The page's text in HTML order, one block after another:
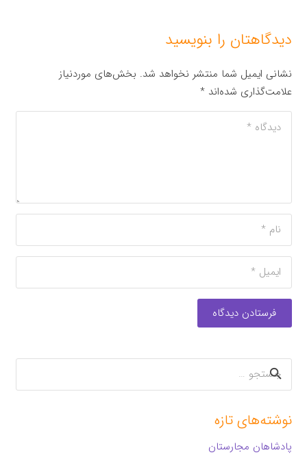
دیدگاهتان را بنویسید
نشانی ایمیل شما منتشر نخواهد شد. بخش‌های موردنیاز
علامت‌گذاری شده‌اند*
فرستادن دیدگاه
جستجو
برای:
نوشته‌های تازه
پادشاهان مجارستان